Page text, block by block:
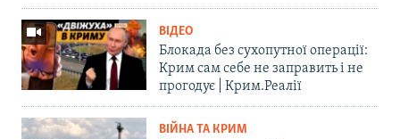
ВІДЕО
Блокада без сухопутної операції:
Крим сам себе не заправить і не
прогодує | Крим.Реалії
ВІЙНА ТА КРИМ